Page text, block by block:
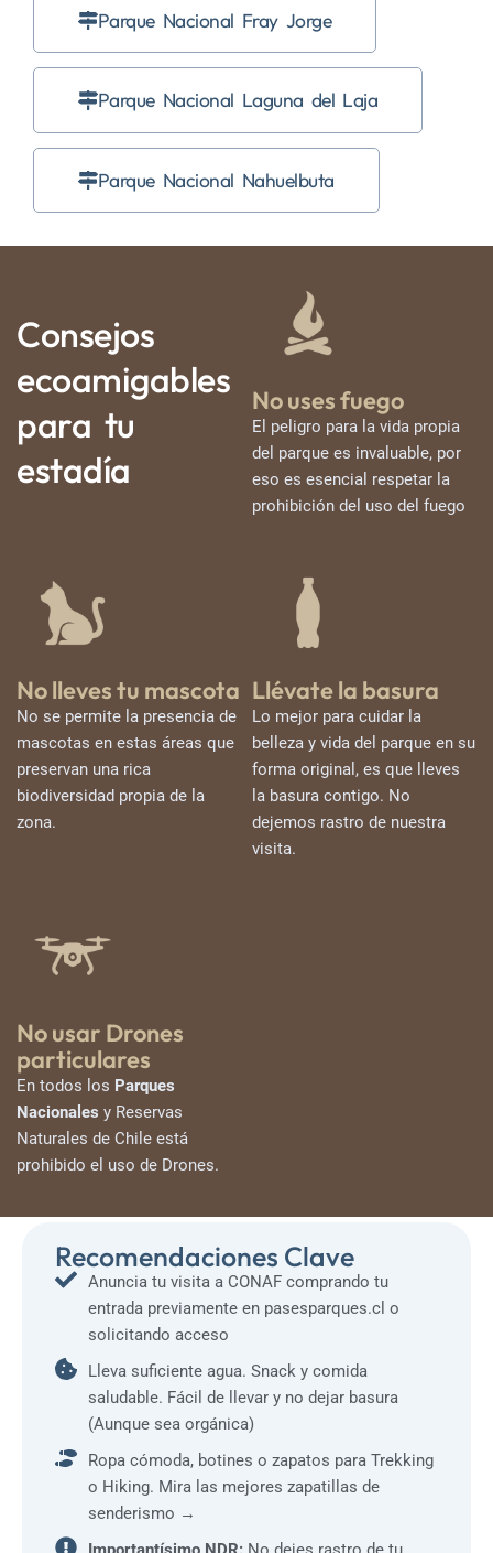
Parque Nacional Fray Jorge
Parque Nacional Laguna del Laja
Parque Nacional Nahuelbuta
Consejos
ecoamigables
para tu
estadía
No uses fuego
El peligro para la vida propia
del parque es invaluable, por
eso es esencial respetar la
prohibición del uso del fuego
No lleves tu mascota
No se permite la presencia de
mascotas en estas áreas que
preservan una rica
biodiversidad propia de la
zona.
Llévate la basura
Lo mejor para cuidar la
belleza y vida del parque en su
forma original, es que lleves
la basura contigo. No
dejemos rastro de nuestra
visita.
No usar Drones
particulares
En todos los Parques
Nacionales y Reservas
Naturales de Chile está
prohibido el uso de Drones.